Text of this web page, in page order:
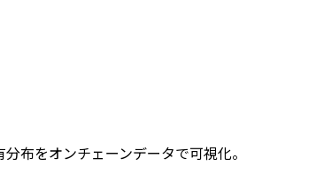
布をオンチェーンデータで可視化。